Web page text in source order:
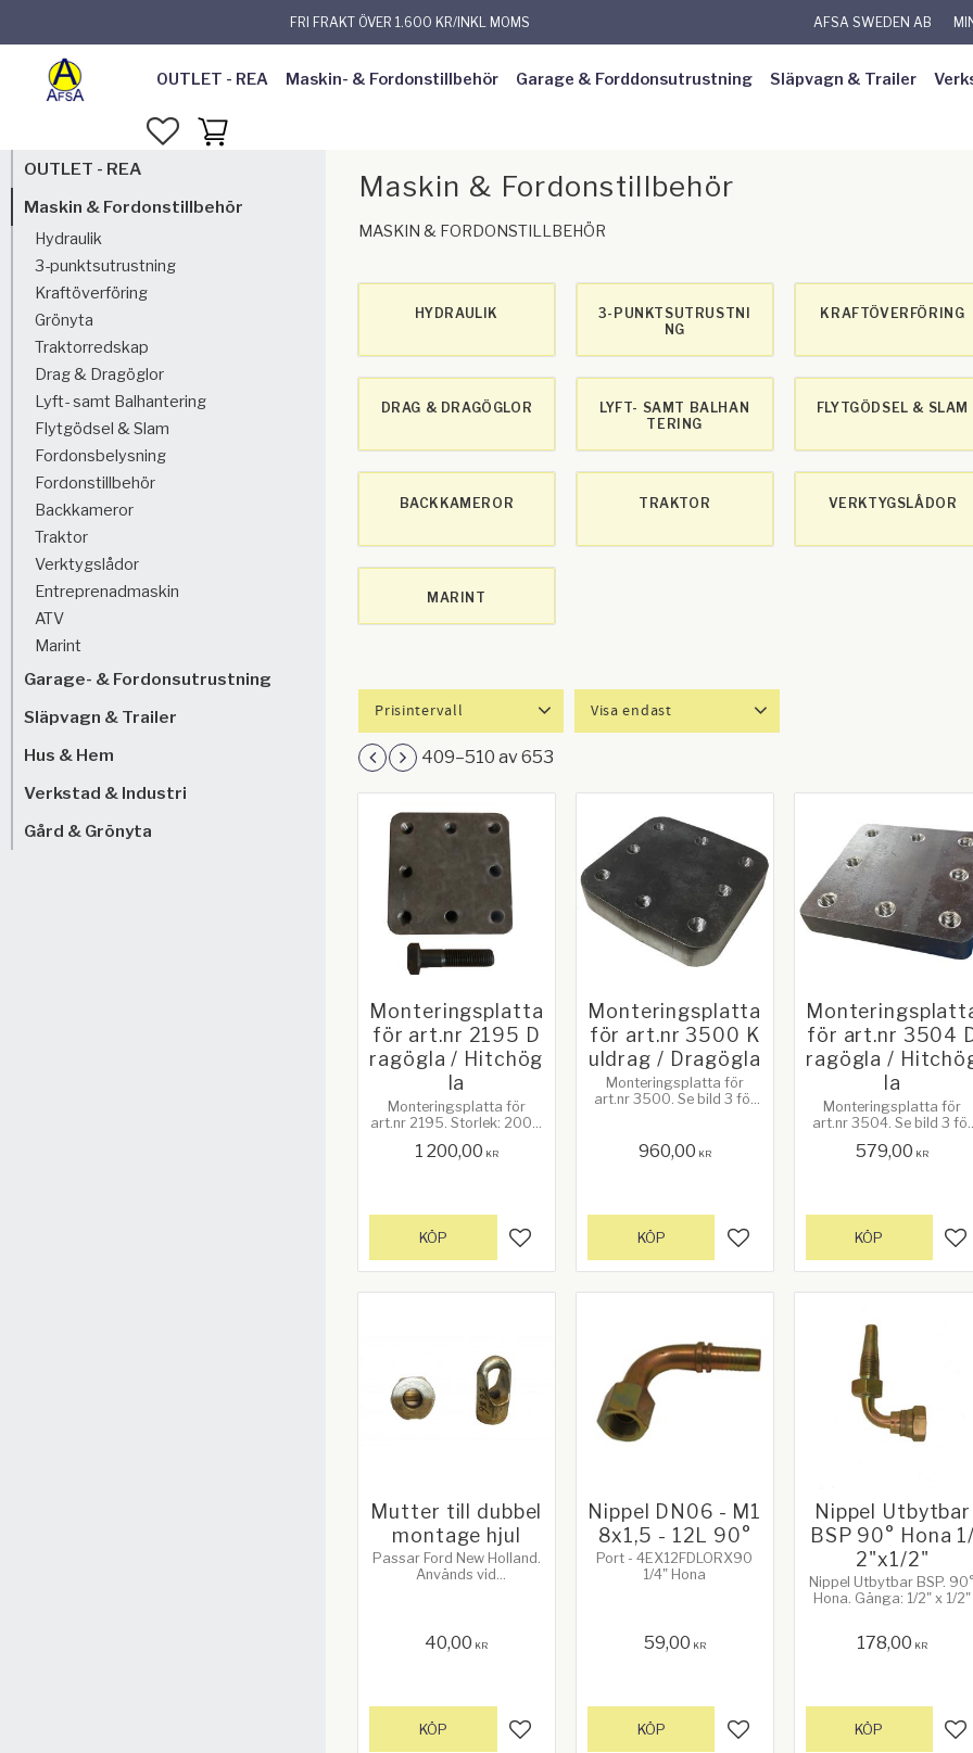
FRI FRAKT ÖVER 1.600 KR/INKL MOMS AFSA SWEDEN AB
OUTLET - REA Maskin- & Fordonstillbehör Garage & Forddonsutrustning Släpvagn & Trailer
FAVORITER
KUNDVAGN
Maskin & Fordonstillbehör
MASKIN & FORDONSTILLBEHÖR
HYDRAULIK
3-PUNKTSUTRUSTNI
NG
KRAFTÖVERFÖRING
DRAG & DRAGÖGLOR
LYFT- SAMT BALHAN
TERING
FLYTGÖDSEL & SLAM
BACKKAMEROR TRAKTOR VERKTYGSLÅDOR
MARINT
Prisintervall
2
Visa endast
409–510 av653
Monteringsplatta
för art.nr 2195 D
ragögla / Hitchög
la
Monteringsplatta för
art.nr 2195. Storlek: 200 x
ingår utan den på bilden
1 200,00 KR
Lägg till i favoriter
KÖP
Monteringsplatta
för art.nr 3500 K
uldrag / Dragögla
Monteringsplatta för
art.nr 3500. Se bild 3 för
960,00 KR
Lägg till i favoriter
KÖP
för art.nr 3504
ragögla /
la
Monteringsplatta för
art.nr 3504. Se bild 3 för
579,00 KR
KÖP
Mutter till dubbel
montage hjul
Passar Ford New Holland.
Används vid
40,00 KR
Lägg till i favoriter
KÖP
Nippel DN06 - M1
8x1,5 - 12L 90°
Port - 4EX12FDLORX90
1/4" Hona
59,00 KR
Lägg till i favoriter
KÖP
Nippel Utbytbar
BSP 90° Hona 1/
2"x1/2"
Nippel Utbytbar BSP. 90°
Hona. Gänga: 1/2" x 1/2"
178,00 KR
KÖP
OUTLET - REA
Maskin & Fordonstillbehör
Hydraulik
3-punktsutrustning
Kraftöverföring
Grönyta
Traktorredskap
Drag & Dragöglor
Lyft- samt Balhantering
Flytgödsel & Slam
Fordonsbelysning
Fordonstillbehör
Backkameror
Traktor
Verktygslådor
Entreprenadmaskin
ATV
Marint
Garage- & Fordonsutrustning
Släpvagn & Trailer
Hus & Hem
Verkstad & Industri
Gård & Grönyta